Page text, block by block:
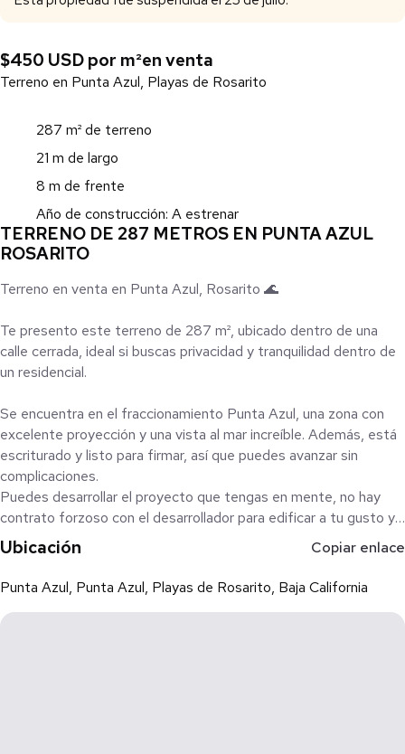
$450 USD por m²en venta
Terreno en Punta Azul, Playas de Rosarito
287 m² de terreno
21 m de largo
8 m de frente
Año de construcción: A estrenar
TERRENO DE 287 METROS EN PUNTA AZUL
ROSARITO
Terreno en venta en Punta Azul, Rosarito 🌊
Te presento este terreno de 287 m², ubicado dentro de una
calle cerrada, ideal si buscas privacidad y tranquilidad dentro de
un residencial.
Se encuentra en el fraccionamiento Punta Azul, una zona con
excelente proyección y una vista al mar increíble. Además, está
escriturado y listo para firmar, así que puedes avanzar sin
complicaciones.
Puedes desarrollar el proyecto que tengas en mente, no hay
contrato forzoso con el desarrollador para edificar a tu gusto y
El residencial cuenta con amenidades como:
• Alberca
Ubicación Copiar enlace
Punta Azul, Punta Azul, Playas de Rosarito, Baja California